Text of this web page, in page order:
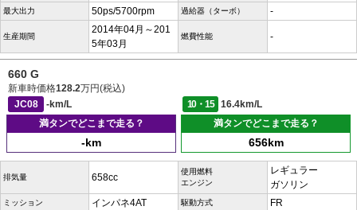
最大出力 50ps/5700rpm 過給器（ターボ） -
生産期間
2014年04月～201
5年03月
燃費性能 -
660 G
新車時価格128.2万円(税込)
JC08
-km/L 10・15
16.4km/L
満タンでどこまで走る？
-km
満タンでどこまで走る？
656km
排気量 658cc
使用燃料
エンジン
レギュラー
ガソリン
ミッション インパネ4AT 駆動方式 FR